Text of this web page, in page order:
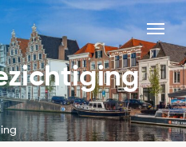
Menu
Close
Menu